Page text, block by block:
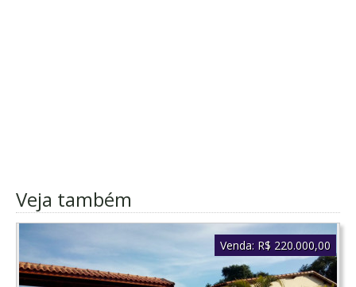
Veja também
Venda: R$ 220.000,00